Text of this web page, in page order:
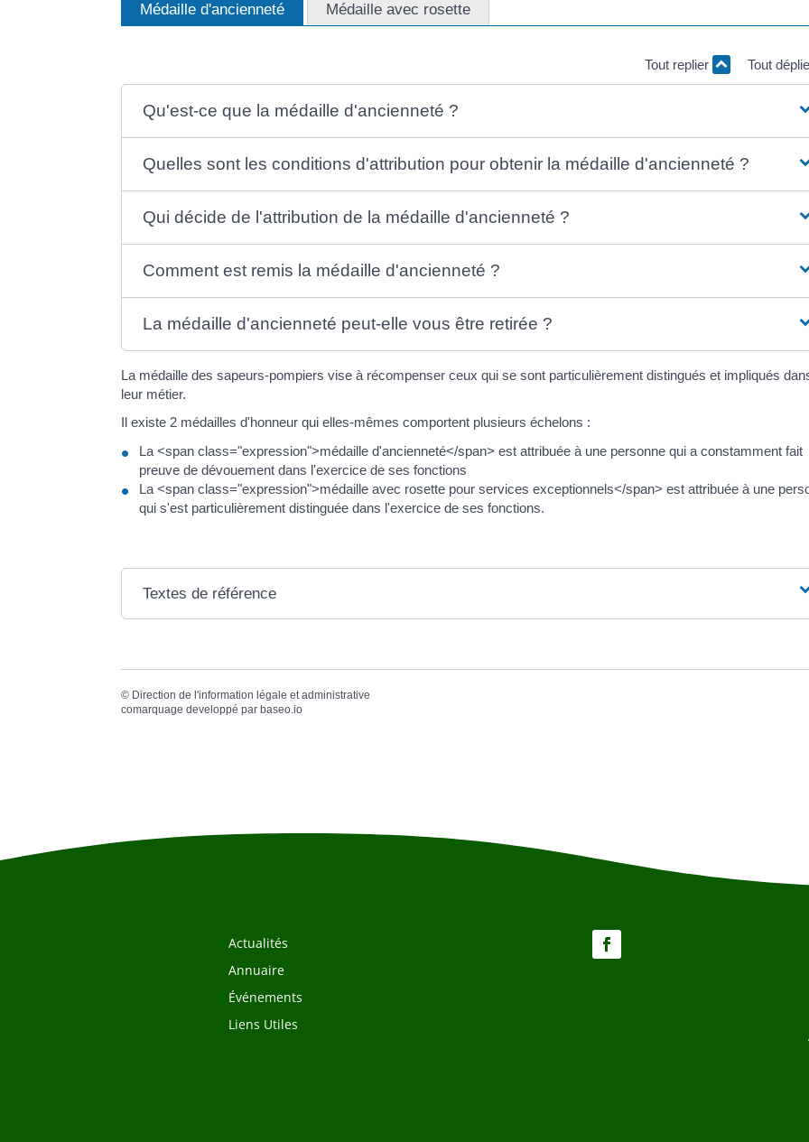
Médaille d'ancienneté Médaille avec rosette
Tout replier Tout
Qu'est-ce que la médaille d'ancienneté ?
Quelles sont les conditions d'attribution pour obtenir la médaille d'ancienneté ?
Qui décide de l'attribution de la médaille d'ancienneté ?
Comment est remis la médaille d'ancienneté ?
La médaille d'ancienneté peut-elle vous être retirée ?
La médaille des sapeurs-pompiers vise à récompenser ceux qui se sont particulièrement distingués et impliqués
leur métier.
Il existe 2 médailles d'honneur qui elles-mêmes comportent plusieurs échelons :
La <span class="expression">médaille d'ancienneté</span> est attribuée à une personne qui a constamment fait
preuve de dévouement dans l'exercice de ses fonctions
La <span class="expression">médaille avec rosette pour services exceptionnels</span> est attribuée à une
qui s'est particulièrement distinguée dans l'exercice de ses fonctions.
Textes de référence
© Direction de l'information légale et administrative
comarquage developpé parbaseo.io
Actualités
Annuaire
Événements
Liens Utiles